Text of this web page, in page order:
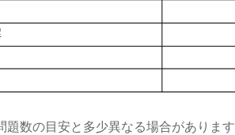
数の目安と多少異なる場合がありま